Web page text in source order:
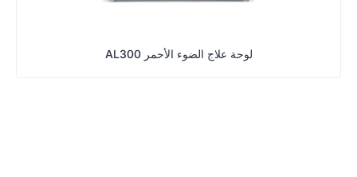
لوحة علاج الضوء الأحمر AL300